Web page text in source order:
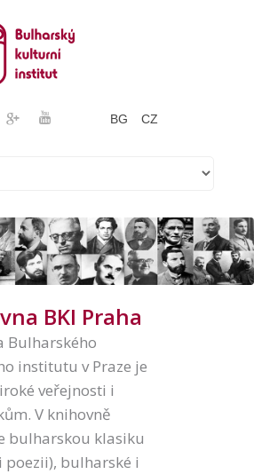
BG CZ
BKI Praha
Bulharského
institutu v Praze je
veřejnosti i
V knihovně
bulharskou klasiku
bulharské i